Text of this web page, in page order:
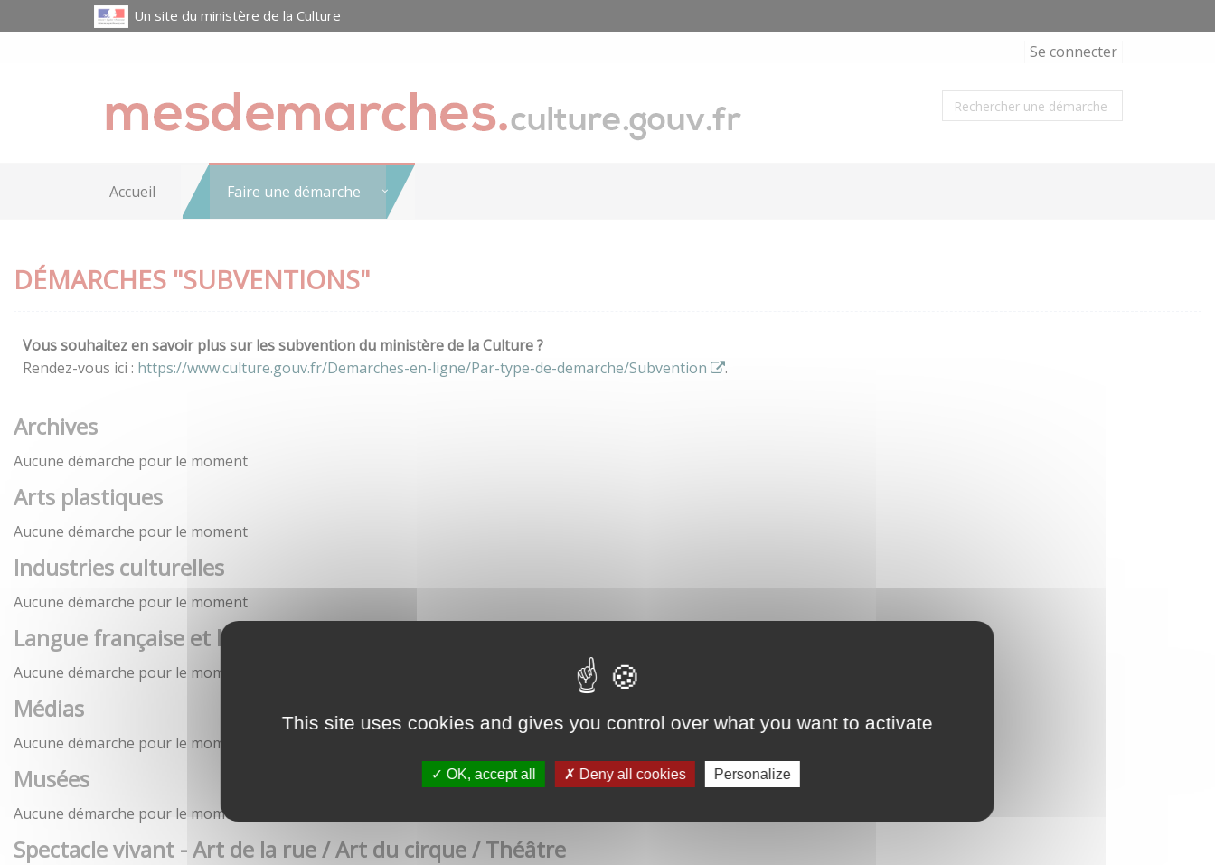
This site uses cookies and gives you control over what you want to activate
OK, accept all Deny all cookies Personalize
Un site du ministère de la Culture
Se connecter
Accueil Faire une démarche
DÉMARCHES "SUBVENTIONS"
Vous souhaitez en savoir plus sur les subvention du ministère de la Culture ?
Rendez-vous ici : https://www.culture.gouv.fr/Demarches-en-ligne/Par-type-de-demarche/Subvention .
Archives
Aucune démarche pour le moment
Arts plastiques
Aucune démarche pour le moment
Industries culturelles
Aucune démarche pour le moment
Langue française et langues de France
Aucune démarche pour le moment
Médias
Aucune démarche pour le moment
Musées
Aucune démarche pour le moment
Spectacle vivant - Art de la rue / Art du cirque / Théâtre